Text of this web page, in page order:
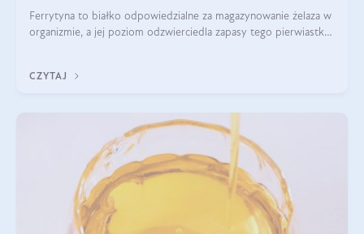
Ferrytyna to białko odpowiedzialne za magazynowanie żelaza w
organizmie, a jej poziom odzwierciedla zapasy tego pierwiastka.
funkcjonowanie (
CZYTAJ